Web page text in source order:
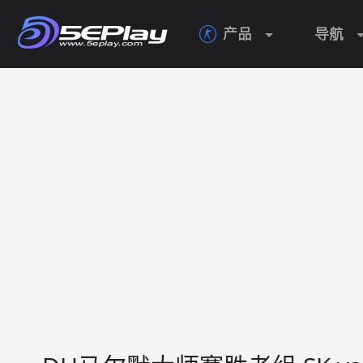
 产品 导航